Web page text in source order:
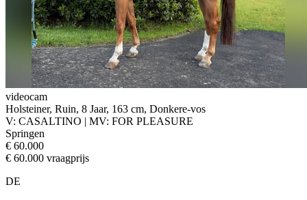
videocam
Holsteiner, Ruin, 8 Jaar, 163 cm, Donkere-vos
V: CASALTINO | MV: FOR PLEASURE
Springen
€ 60.000
€ 60.000 vraagprijs
DE